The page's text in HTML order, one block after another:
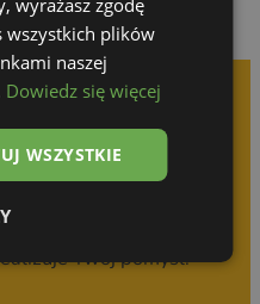
Twój pomysł!
wyrażasz zgodę
wszystkich plików
naszej
Dowiedz się więcej
WSZYSTKIE